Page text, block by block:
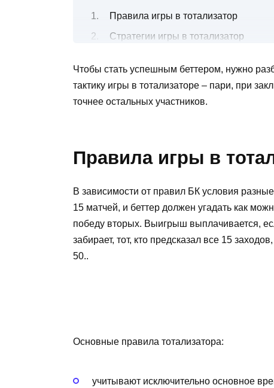
Правила игры в тотализатор
Стратегии игры в тотализатор
Вариант
Игра в тотализаторе против
Чтобы стать успешным беттером, нужно
тактику игры в тотализаторе – пари, при
точнее остальных участников.
Правила игры в
В зависимости от правил БК условия
15 матчей, и беттер должен угадать как
победу вторых. Выигрыш выплачивается,
забирает, тот, кто предсказал все 15
50..
Основные правила тотализатора:
учитывают исключительно основное